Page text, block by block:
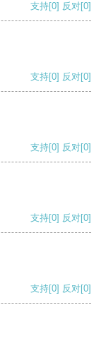
支持[0] 反对[0]
支持[0] 反对[0]
支持[0] 反对[0]
支持[0] 反对[0]
支持[0] 反对[0]